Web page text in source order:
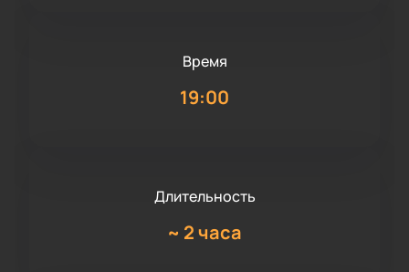
Время
19:00
Длительность
~ 2 часа